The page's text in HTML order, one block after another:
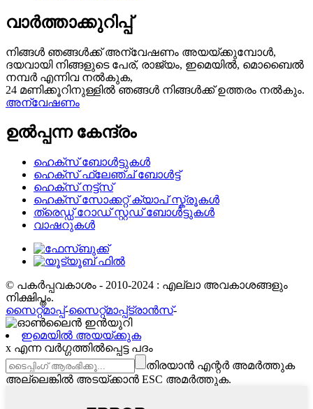
വാർത്താക്കുറിപ്പ്
നിങ്ങൾ ഞങ്ങൾക്ക് അന്വേഷണം അയയ്ക്കുമ്പോൾ,
ദയവായി നിങ്ങളുടെ പേര്, രാജ്യം, ഇമെയിൽ, മൊബൈൽ
നമ്പർ എന്നിവ നൽകുക,
24 മണിക്കൂറിനുള്ളിൽ ഞങ്ങൾ നിങ്ങൾക്ക് ഉത്തരം നൽകും.
അന്വേഷണം
ഉൽപ്പന്ന കേന്ദ്രം
ഹെക്സ് ബോൾട്ടുകൾ
ഹെക്സ് ഫ്ലേഞ്ച് ബോൾട്ട്
ഹെക്സ് നട്ട്സ്
ഹെക്‌സ് സോക്കറ്റ് ക്യാപ് സ്ക്രൂകൾ
ത്രെഡ്ഡ് റോഡ് സ്റ്റഡ് ബോൾട്ടുകൾ
വാഷറുകൾ
© പകർപ്പവകാശം - 2010-2024 : എല്ലാ അവകാശങ്ങളും
നിക്ഷിപ്തം.
സൈറ്റ്മാപ്പ്-സൈറ്റ്മാപ്പ്ട്രാൻസ്-
ഇമെയിൽ അയയ്ക്കുക
x എന്ന വർഗ്ഗത്തിൽപ്പെട്ട പദം
തിരയാൻ എന്റർ അമർത്തുക
അല്ലെങ്കിൽ അടയ്ക്കാൻ ESC അമർത്തുക.